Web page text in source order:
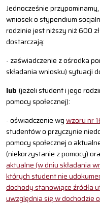
Jednocześnie
wniosek o stypendium
rodzinie jest niższy niż 600
dostarczają:
- zaświadczenie z ośrodka
składania wniosku) sytuacji
lub (jeżeli student i jego
pomocy społecznej):
- oświadczenie wgwzoru nr
studentów o przyczynie
pomocy społecznej o
(niekorzystanie z pomocy)
aktualne (w dniu składania
których student nie
dochody stanowiące źródła
uwzględnia się w dochodzie